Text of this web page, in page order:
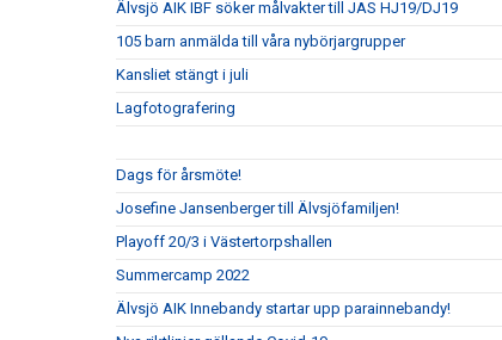
Älvsjö AIK IBF söker målvakter till JAS HJ19/DJ19
105 barn anmälda till våra nybörjargrupper
Kansliet stängt i juli
Lagfotografering
Dags för årsmöte!
Josefine Jansenberger till Älvsjöfamiljen!
Playoff 20/3 i Västertorpshallen
Summercamp 2022
Älvsjö AIK Innebandy startar upp parainnebandy!